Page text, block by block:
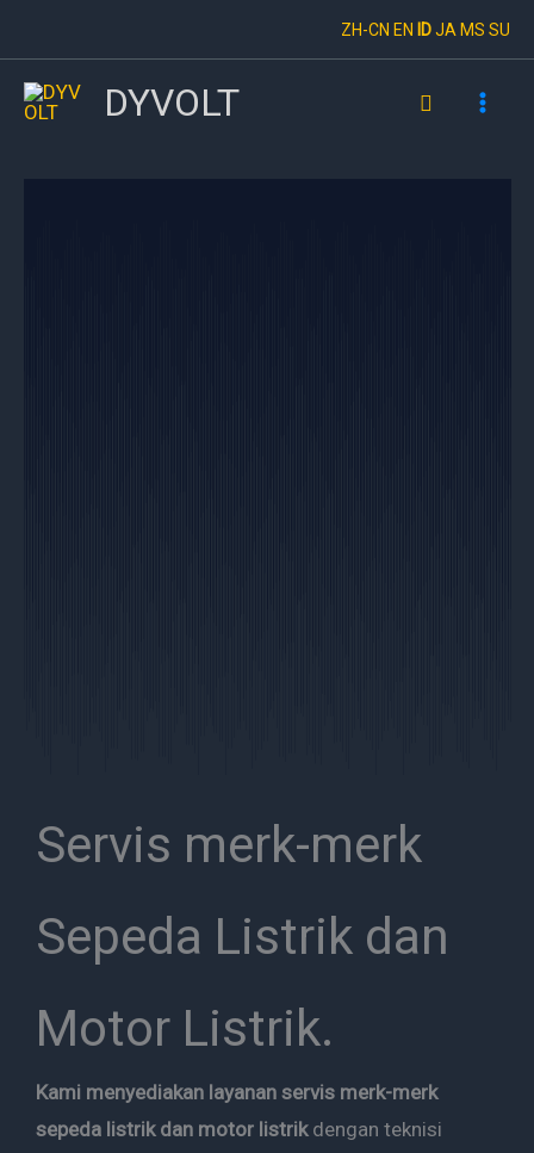
to
content
ZH-CN EN IDJA MS SU
DYVOLT Search
Servis merk-merk
Sepeda Listrik dan
Motor Listrik.
Kami menyediakan layanan servis merk-merk
sepeda listrik dan motor listrikdengan teknisi